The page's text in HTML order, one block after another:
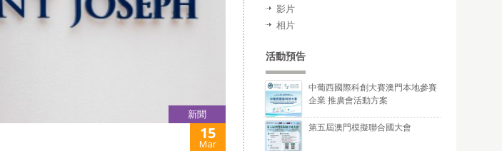
新聞
15
Mar
影片
相片
活動預告
中葡西國際科創大賽澳門本地參賽
企業 推廣會活動方案
第五屆澳門模擬聯合國大會